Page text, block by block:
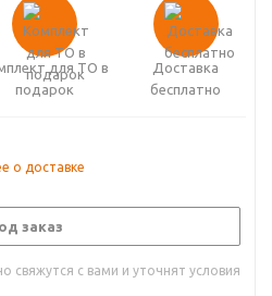
для ТО в
подарок
Доставка
бесплатно
о доставке
заказ
с вами и уточнят условия